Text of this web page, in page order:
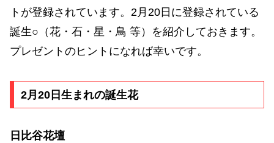
トが登録されています。2月20日に登録されている
誕生○（花・石・星・鳥 等）を紹介しておきます。
プレゼントのヒントになれば幸いです。
2月20日生まれの誕生花
日比谷花壇